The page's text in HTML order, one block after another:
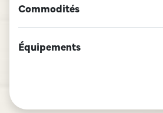
garage avec porte motorisée,
partie cave.
TECHNIQUES : Structure
double vitrage bois, volets,
Commodités
Équipements